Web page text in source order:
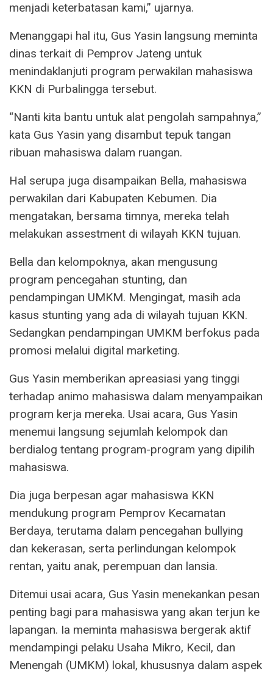
menjadi keterbatasan kami,” ujarnya.
Menanggapi hal itu, Gus Yasin langsung meminta
dinas terkait di Pemprov Jateng untuk
menindaklanjuti program perwakilan mahasiswa
KKN di Purbalingga tersebut.
“Nanti kita bantu untuk alat pengolah sampahnya,”
kata Gus Yasin yang disambut tepuk tangan
ribuan mahasiswa dalam ruangan.
Hal serupa juga disampaikan Bella, mahasiswa
perwakilan dari Kabupaten Kebumen. Dia
mengatakan, bersama timnya, mereka telah
melakukan assestment di wilayah KKN tujuan.
Bella dan kelompoknya, akan mengusung
program pencegahan stunting, dan
pendampingan UMKM. Mengingat, masih ada
kasus stunting yang ada di wilayah tujuan KKN.
Sedangkan pendampingan UMKM berfokus pada
promosi melalui digital marketing.
Gus Yasin memberikan apreasiasi yang tinggi
terhadap animo mahasiswa dalam menyampaikan
program kerja mereka. Usai acara, Gus Yasin
menemui langsung sejumlah kelompok dan
berdialog tentang program-program yang dipilih
mahasiswa.
Dia juga berpesan agar mahasiswa KKN
mendukung program Pemprov Kecamatan
Berdaya, terutama dalam pencegahan bullying
dan kekerasan, serta perlindungan kelompok
rentan, yaitu anak, perempuan dan lansia.
Ditemui usai acara, Gus Yasin menekankan pesan
penting bagi para mahasiswa yang akan terjun ke
lapangan. Ia meminta mahasiswa bergerak aktif
mendampingi pelaku Usaha Mikro, Kecil, dan
Menengah (UMKM) lokal, khususnya dalam aspek